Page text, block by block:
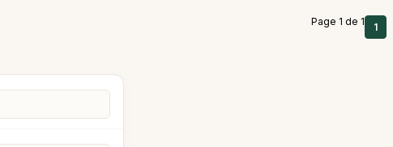
Page 1 de 1 1